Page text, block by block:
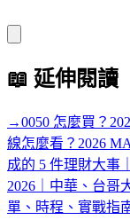
📖 延伸閱讀
→0050 怎麼買？
線怎麼看？2026
成的 5 件理財大事
2026｜中華、台哥
單、時程、實戰指